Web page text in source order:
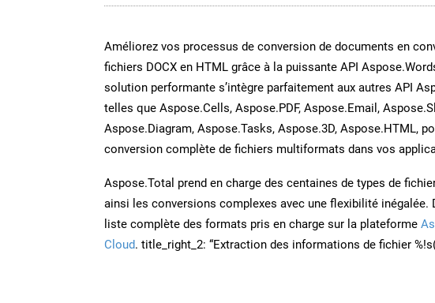
Améliorez vos processus de conversion de documents en
fichiers DOCX en HTML grâce à la puissante API
solution performante s’intègre parfaitement aux autres API
telles que Aspose.Cells, Aspose.PDF, Aspose.Email,
Aspose.Diagram, Aspose.Tasks, Aspose.3D, Aspose.HTML,
conversion complète de fichiers multiformats dans vos
Aspose.Total prend en charge des centaines de types de
ainsi les conversions complexes avec une flexibilité inégalée.
liste complète des formats pris en charge sur la plateforme
Cloud. title_right_2: “Extraction des informations de fichier